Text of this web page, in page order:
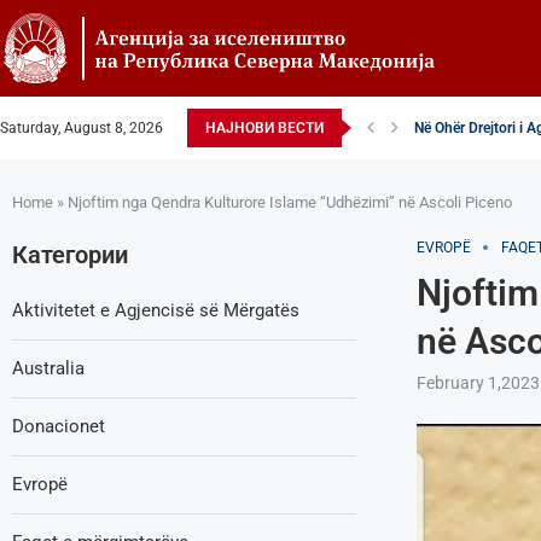
Saturday, August 8, 2026 НАЈНОВИ ВЕСТИ Në Ohër Drejtori i
Home » Njoftim nga Qendra Kulturore Islame “Udhëzimi” në Ascoli Piceno
EVROPË
Njoftim
në
February 1,2023
Категории
Aktivitetet e Agjencisë së Мërgatës
Australia
Donacionet
Evropë